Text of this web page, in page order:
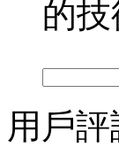
的技
用戶評